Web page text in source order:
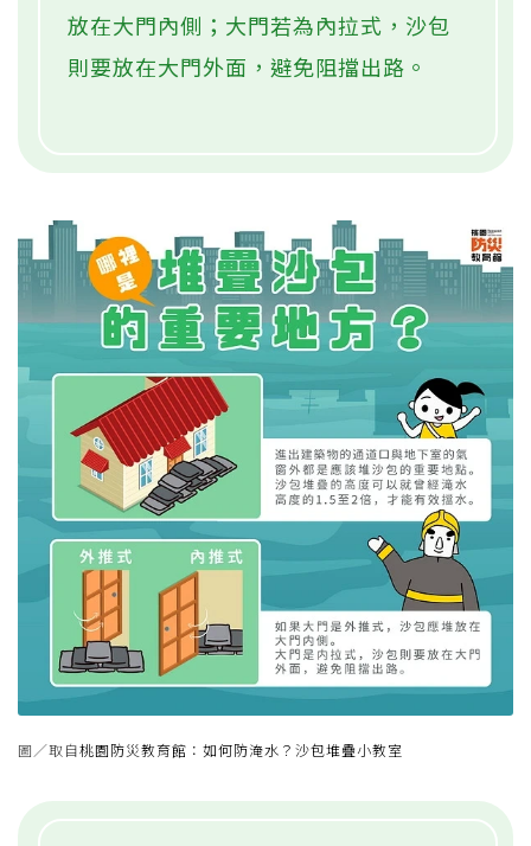
放在大門內側；大門若為內拉式，沙包
則要放在大門外面，避免阻擋出路。
圖／取自桃園防災教育館：如何防淹水？沙包堆疊小教室